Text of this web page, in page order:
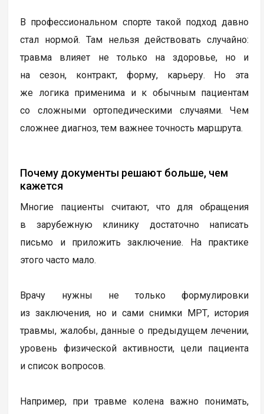
В профессиональном спорте такой подход давно
стал нормой. Там нельзя действовать случайно:
травма влияет не только на здоровье, но и
на сезон, контракт, форму, карьеру. Но эта
же логика применима и к обычным пациентам
со сложными ортопедическими случаями. Чем
сложнее диагноз, тем важнее точность маршрута.
Почему документы решают больше, чем
кажется
Многие пациенты считают, что для обращения
в зарубежную клинику достаточно написать
письмо и приложить заключение. На практике
этого часто мало.
Врачу нужны не только формулировки
из заключения, но и сами снимки МРТ, история
травмы, жалобы, данные о предыдущем лечении,
уровень физической активности, цели пациента
и список вопросов.
Например, при травме колена важно понимать,